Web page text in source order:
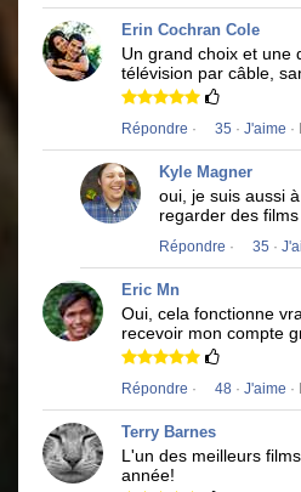
Erin Cochran Cole
Un grand choix et une
télévision par câble,
Répondre · 35 · J'aime
Kyle Magner
oui, je suis aussi
regarder des films
Répondre · 35 ·
Eric Mn
Oui, cela fonctionne
recevoir mon compte
Répondre · 48 · J'aime
Terry Barnes
L'un des meilleurs
année!